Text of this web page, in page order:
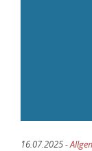
16.07.2025 -